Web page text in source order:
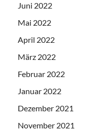
Juni 2022
Mai 2022
April 2022
März 2022
Februar 2022
Januar 2022
Dezember 2021
November 2021